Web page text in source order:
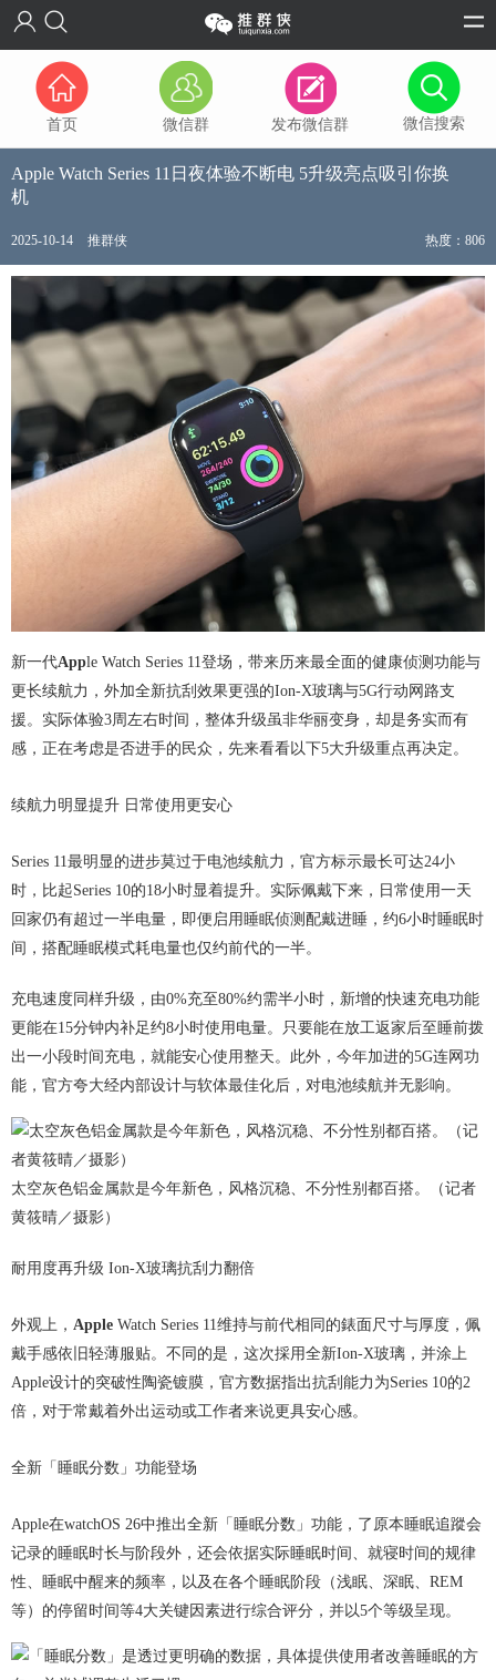
首页 微信群 发布微信群 微信搜索
Apple Watch Series 11日夜体验不断电 5升级亮点吸引你换
机
2025-10-14 推群侠 热度：806
新一代Apple Watch Series 11登场，带来历来最全面的健康侦测功能与
更长续航力，外加全新抗刮效果更强的Ion-X玻璃与5G行动网路支
援。实际体验3周左右时间，整体升级虽非华丽变身，却是务实而有
感，正在考虑是否进手的民众，先来看看以下5大升级重点再决定。
续航力明显提升 日常使用更安心
Series 11最明显的进步莫过于电池续航力，官方标示最长可达24小
时，比起Series 10的18小时显着提升。实际佩戴下来，日常使用一天
回家仍有超过一半电量，即便启用睡眠侦测配戴进睡，约6小时睡眠时
间，搭配睡眠模式耗电量也仅约前代的一半。
充电速度同样升级，由0%充至80%约需半小时，新增的快速充电功能
更能在15分钟内补足约8小时使用电量。只要能在放工返家后至睡前拨
出一小段时间充电，就能安心使用整天。此外，今年加进的5G连网功
能，官方夸大经内部设计与软体最佳化后，对电池续航并无影响。
太空灰色铝金属款是今年新色，风格沉稳、不分性别都百搭。（记者
黄筱晴／摄影）
耐用度再升级 Ion-X玻璃抗刮力翻倍
外观上， Apple Watch Series 11维持与前代相同的錶面尺寸与厚度，佩
戴手感依旧轻薄服贴。不同的是，这次採用全新Ion-X玻璃，并涂上
Apple设计的突破性陶瓷镀膜，官方数据指出抗刮能力为Series 10的2
倍，对于常戴着外出运动或工作者来说更具安心感。
全新「睡眠分数」功能登场
Apple在watchOS 26中推出全新「睡眠分数」功能，了原本睡眠追蹤会
记录的睡眠时长与阶段外，还会依据实际睡眠时间、就寝时间的规律
性、睡眠中醒来的频率，以及在各个睡眠阶段（浅眠、深眠、REM
等）的停留时间等4大关键因素进行综合评分，并以5个等级呈现。